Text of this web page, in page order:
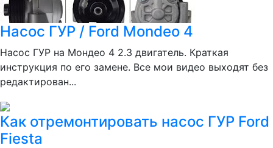
Насос ГУР / Ford Mondeo 4
Насос ГУР на Мондео 4 2.3 двигатель. Краткая
инструкция по его замене. Все мои видео выходят без
редактирован...
Как отремонтировать насос ГУР Ford
Fiesta